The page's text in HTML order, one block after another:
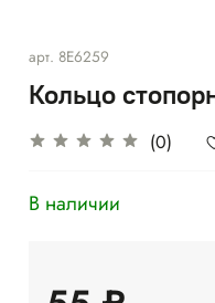
арт. 8Е6259
Кольцо
(0)
В наличии